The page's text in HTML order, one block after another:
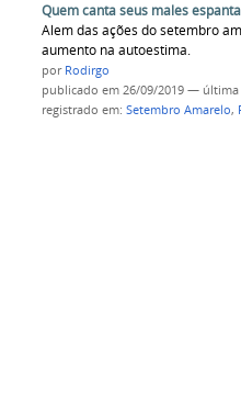
Quem canta seus males espanta
Alem das ações do setembro
aumento na autoestima.
por Rodirgo
publicado em 26/09/2019 — última
registrado em: Setembro Amarelo,